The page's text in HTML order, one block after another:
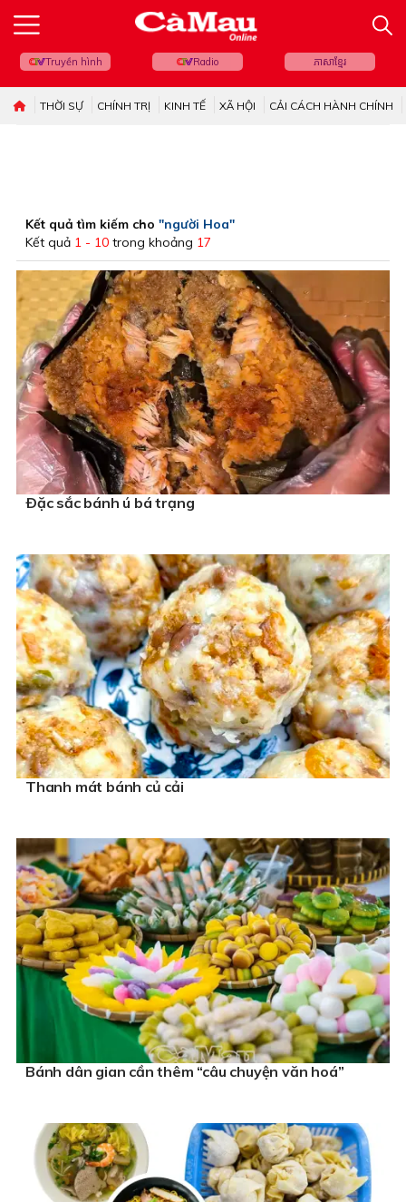
Truyền hình Radio ភាសាខ្មែរ
THỜI SỰ CHÍNH TRỊ KINH TẾ XÃ HỘI CẢI CÁCH HÀNH CHÍNH
Kết quả tìm kiếm cho "người Hoa"
Kết quả 1 - 10 trong khoảng 17
Ðặc sắc bánh ú bá trạng
Thanh mát bánh củ cải
Bánh dân gian cần thêm “câu chuyện văn hoá”